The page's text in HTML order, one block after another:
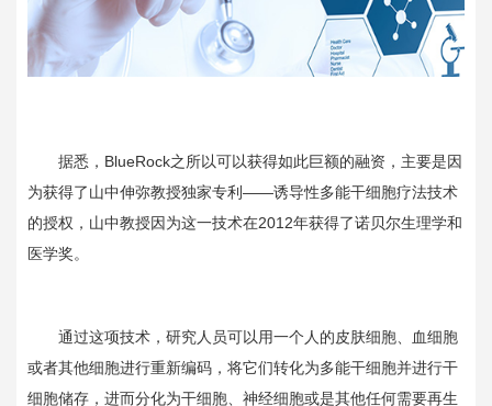
据悉， BlueRock之所以可以获得如此巨额的融资，主要是因
为获得了山中伸弥教授独家专利——诱导性多能干细胞疗法技术
的授权，山中教授因为这一技术在2012年获得了诺贝尔生理学和
医学奖。
通过这项技术，研究人员可以用一个人的皮肤细胞、血细胞
或者其他细胞进行重新编码，将它们转化为多能干细胞并进行干
细胞储存，进而分化为干细胞、神经细胞或是其他任何需要再生